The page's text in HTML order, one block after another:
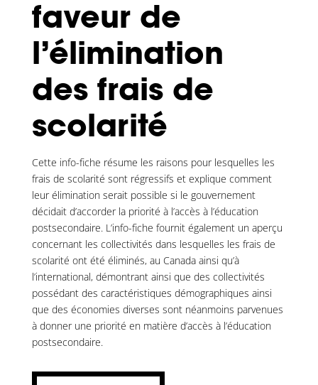
faveur de
l’élimination
des frais de
scolarité
Cette info-fiche résume les raisons pour lesquelles les
frais de scolarité sont régressifs et explique comment
leur élimination serait possible si le gouvernement
décidait d’accorder la priorité à l’accès à l’éducation
postsecondaire. L’info-fiche fournit également un aperçu
concernant les collectivités dans lesquelles les frais de
scolarité ont été éliminés, au Canada ainsi qu’à
l’international, démontrant ainsi que des collectivités
possédant des caractéristiques démographiques ainsi
que des économies diverses sont néanmoins parvenues
à donner une priorité en matière d’accès à l’éducation
postsecondaire.